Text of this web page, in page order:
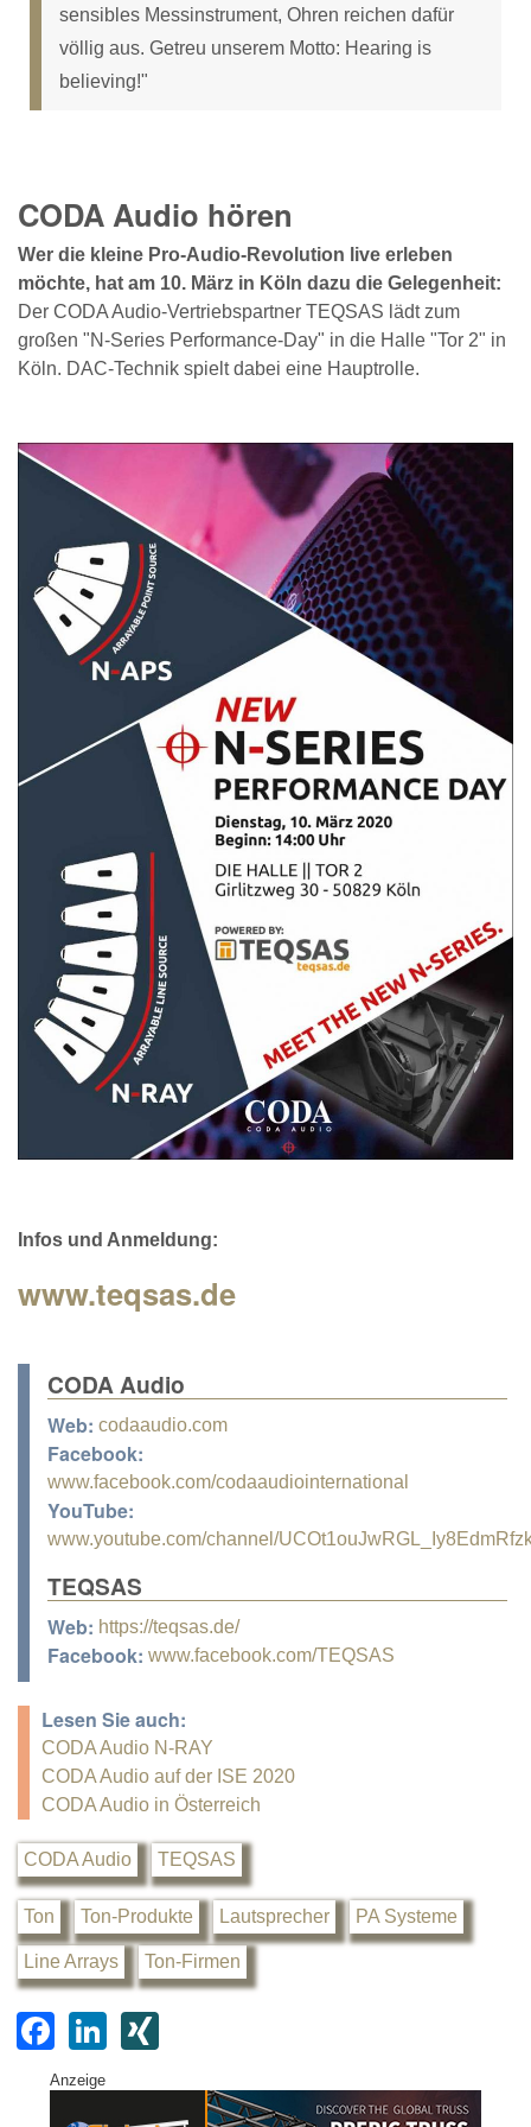
sensibles Messinstrument, Ohren reichen dafür
völlig aus. Getreu unserem Motto: Hearing is
believing!"
CODA Audio hören
Wer die kleine Pro-Audio-Revolution live erleben
möchte, hat am 10. März in Köln dazu die Gelegenheit:
Der CODA Audio-Vertriebspartner TEQSAS lädt zum
großen "N-Series Performance-Day" in die Halle "Tor 2" in
Köln. DAC-Technik spielt dabei eine Hauptrolle.
Infos und Anmeldung:
www.teqsas.de
CODA Audio
Web: codaaudio.com
Facebook:
www.facebook.com/codaaudiointernational
YouTube:
www.youtube.com/channel/
TEQSAS
Web: https://teqsas.de/
Facebook: www.facebook.com/TEQSAS
Lesen Sie auch:
CODA Audio N-RAY
CODA Audio auf der ISE 2020
CODA Audio in Österreich
CODA Audio TEQSAS
Ton Ton-Produkte Lautsprecher PA Systeme
Line Arrays Ton-Firmen
F
a
c
Li
k
G
Anzeige